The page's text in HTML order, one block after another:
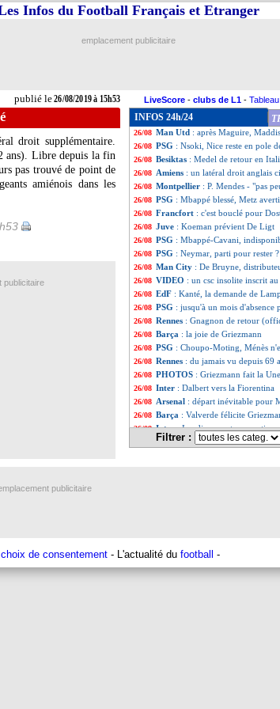
publié le26/08/2019 à 15h53
Infos du Football Français et Etranger
emplacement publicitaire
LiveScore - clubs de L1 -
droit supplémentaire.
ans). Libre depuis la fin
pas trouvé de point de
amiénois dans les
INFOS 24h/24
26/08 PSG: Sirigu retient le positif
26/08 VIDEO
26/08 Arsenal : Monreal vers la Real
26/08 Tottenham : Eriksen, Pochettino
26/08 Man Utd : après Maguire,
26/08 PSG : Nsoki, Nice reste en pole
26/08 Besiktas : Medel de retour en
26/08 Amiens : un latéral droit anglais
26/08 Montpellier : P. Mendes - "pas
26/08 PSG : Mbappé blessé, Metz
26/08 Francfort : c'est bouclé pour
26/08 Juve : Koeman prévient De Ligt
26/08 PSG : Mbappé-Cavani,
26/08 PSG : Neymar, parti pour rester ?
26/08 Man City : De Bruyne,
26/08 VIDEO : un csc insolite inscrit
26/08 EdF : Kanté, la demande de
26/08 PSG : jusqu'à un mois d'absence
26/08 Rennes : Gnagnon de retour
26/08 Barça : la joie de Griezmann
26/08 PSG : Choupo-Moting, Ménès
26/08 Rennes : du jamais vu depuis 69
26/08 PHOTOS : Griezmann fait la
26/08 Inter : Dalbert vers la Fiorentina
26/08 Arsenal : départ inévitable pour
26/08 Barça : Valverde félicite
26/08 Inter: Icardi ne veut pas partir
Man Utd : racisme, le message
... Liste des brèves du sam. 24
Filtrer :
publicitaire
publicitaire
choix de consentement - L'actualité du football -